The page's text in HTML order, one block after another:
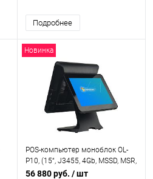
Подробнее
Новинка
POS-компьютер моноблок OL-
P10, (15“, J3455, 4Gb, MSSD, MSR,
PCT, 15" monitor ), OL-P10 15"
56 880 руб. / шт